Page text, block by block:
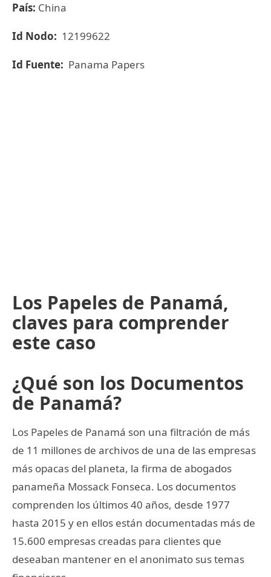
País: China
Id Nodo: 12199622
Id Fuente: Panama Papers
Los Papeles de Panamá,
claves para comprender
este caso
¿Qué son los Documentos
de Panamá?
Los Papeles de Panamá son una filtración de más
de 11 millones de archivos de una de las empresas
más opacas del planeta, la firma de abogados
panameña Mossack Fonseca. Los documentos
comprenden los últimos 40 años, desde 1977
hasta 2015 y en ellos están documentadas más de
15.600 empresas creadas para clientes que
deseaban mantener en el anonimato sus temas